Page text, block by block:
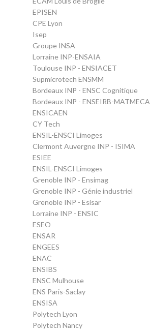
EPISEN
CPE Lyon
Isep
Groupe INSA
Lorraine INP-ENSAIA
Toulouse INP - ENSIACET
Supmicrotech ENSMM
Bordeaux INP - ENSC Cognitique
Bordeaux INP - ENSEIRB-MATMECA
ENSICAEN
CY Tech
ENSIL-ENSCI Limoges
Clermont Auvergne INP - ISIMA
ESIEE
ENSIL-ENSCI Limoges
Grenoble INP - Ensimag
Grenoble INP - Génie industriel
Grenoble INP - Esisar
Lorraine INP - ENSIC
ESEO
ENSAR
ENGEES
ENAC
ENSIBS
ENSC Mulhouse
ENS Paris-Saclay
ENSISA
Polytech Lyon
Polytech Nancy